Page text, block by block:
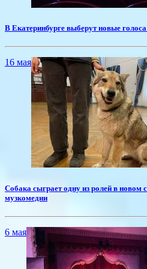
​В Екатеринбурге выберут новые
16 мая
Собака сыграет одну из ролей в новом
музкомедии
6 мая